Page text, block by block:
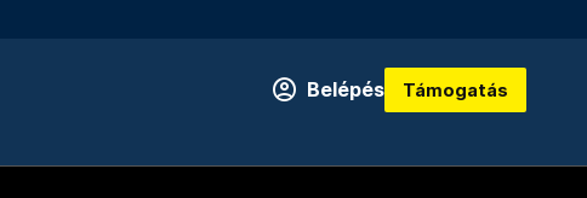
Belépés Támogatás